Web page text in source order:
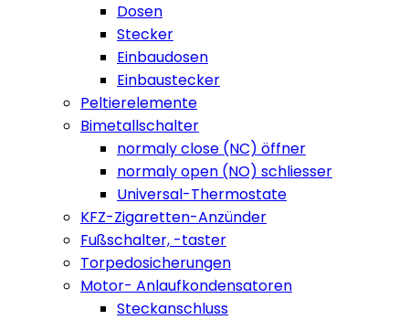
Dosen
Stecker
Einbaudosen
Einbaustecker
Peltierelemente
Bimetallschalter
normaly close (NC) öffner
normaly open (NO) schliesser
Universal-Thermostate
KFZ-Zigaretten-Anzünder
Fußschalter, -taster
Torpedosicherungen
Motor- Anlaufkondensatoren
Steckanschluss